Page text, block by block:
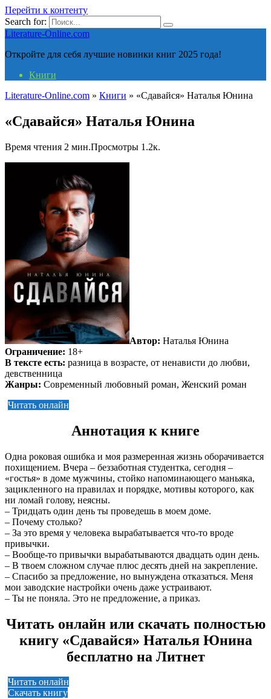
Перейти к контенту
Search for:
Literature-Online.com
Откройте для себя лучшие новинки книг 2025 года!
Книги
Literature-Online.com » Книги » «Сдавайся» Наталья Юнина
«Сдавайся» Наталья Юнина
Время чтения 2 мин.Просмотры 1.2к.
Автор: Наталья Юнина
Ограничение: 18+
В тексте есть: разница в возрасте, от ненависти до любви,
девственница
Жанры: Современный любовный роман, Женский роман
Читать онлайн
Аннотация к книге
Одна роковая ошибка и моя размеренная жизнь оборачивается
похищением. Вчера – беззаботная студентка, сегодня –
«гостья» в доме мужчины, стойко напоминающего маньяка,
зацикленного на правилах и порядке, мотивы которого, как
ни ломай голову, неясны.
– Тридцать один день ты проведешь в моем доме.
– Почему столько?
– За это время у человека вырабатывается что-то вроде
привычки.
– Вообще-то привычки вырабатываются двадцать один день.
– В твоем сложном случае плюс десять дней на закрепление.
– Спасибо за предложение, но вынуждена отказаться. Меня
мои заводские настройки очень даже устраивают.
– Ты не поняла. Это не предложение, а приказ.
Читать онлайн или скачать полностью
книгу «Сдавайся» Наталья Юнина
бесплатно на Литнет
Читать онлайн
Скачать книгу